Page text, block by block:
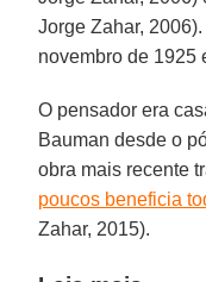
Jorge Zahar,
novembro de 1925
O pensador era
Bauman desde o
obra mais recente
poucos beneficia
Zahar, 2015).